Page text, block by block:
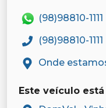
(98)98810-1111
(98)98810-1111
Onde
Este veículo